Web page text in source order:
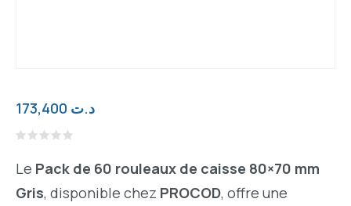
د.ت
0
sur
5
Le Pack de 60 rouleaux de caisse 80×70 mm
Gris, disponible chez PROCOD, offre une